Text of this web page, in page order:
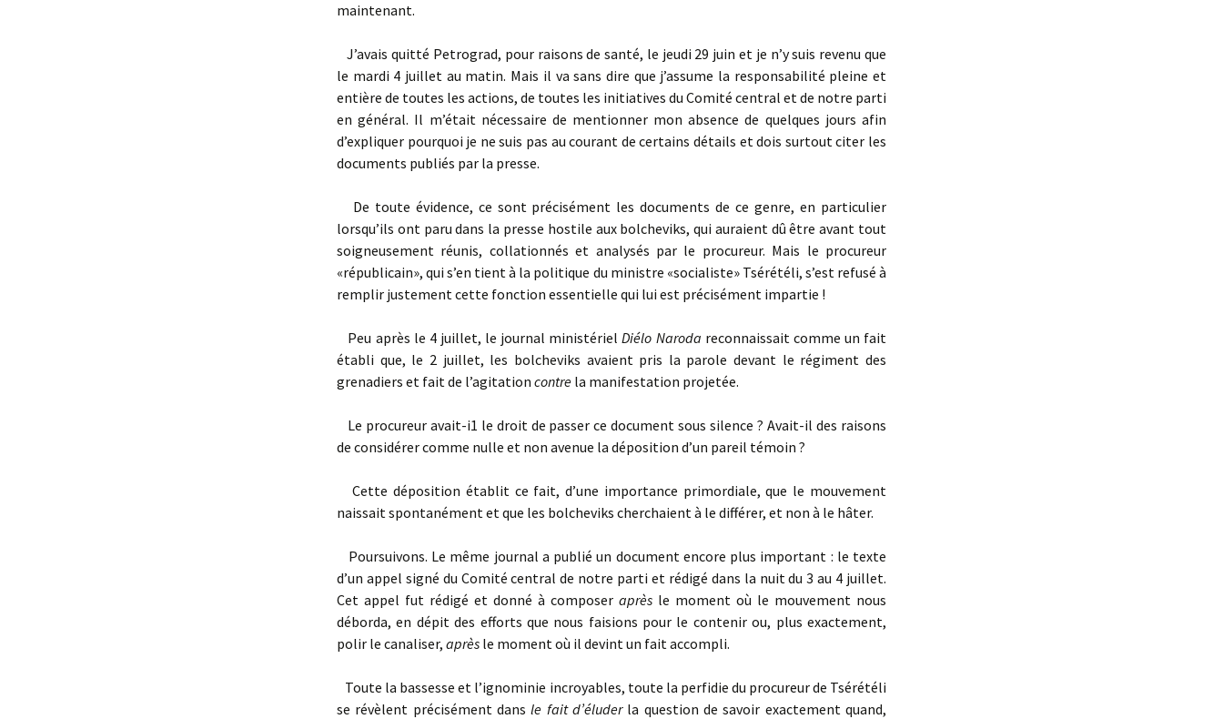
maintenant.
J’avais quitté Petrograd, pour raisons de santé, le jeudi 29 juin et je n’y suis revenu que
le mardi 4 juillet au matin. Mais il va sans dire que j’assume la responsabilité pleine et
entière de toutes les actions, de toutes les initiatives du Comité central et de notre parti
en général. Il m’était nécessaire de mentionner mon absence de quelques jours afin
d’expliquer pourquoi je ne suis pas au courant de certains détails et dois surtout citer les
documents publiés par la presse.
De toute évidence, ce sont précisément les documents de ce genre, en particulier
lorsqu’ils ont paru dans la presse hostile aux bolcheviks, qui auraient dû être avant tout
soigneusement réunis, collationnés et analysés par le procureur. Mais le procureur
«républicain», qui s’en tient à la politique du ministre «socialiste» Tsérétéli, s’est refusé à
remplir justement cette fonction essentielle qui lui est précisément impartie !
Peu après le 4 juillet, le journal ministérielDiélo Naroda reconnaissait comme un fait
établi que, le 2 juillet, les bolcheviks avaient pris la parole devant le régiment des
grenadiers et fait de l’agitation contre la manifestation projetée.
Le procureur avait-i1 le droit de passer ce document sous silence ? Avait-il des raisons
de considérer comme nulle et non avenue la déposition d’un pareil témoin ?
Cette déposition établit ce fait, d’une importance primordiale, que le mouvement
naissait spontanément et que les bolcheviks cherchaient à le différer, et non à le hâter.
Poursuivons. Le même journal a publié un document encore plus important : le texte
d’un appel signé du Comité central de notre parti et rédigé dans la nuit du 3 au 4 juillet.
Cet appel fut rédigé et donné à composer après le moment où le mouvement nous
déborda, en dépit des efforts que nous faisions pour le contenir ou, plus exactement,
polir le canaliser, après le moment où il devint un fait accompli.
Toute la bassesse et l’ignominie incroyables, toute la perfidie du procureur de Tsérétéli
se révèlent précisément dansle fait d’éluder la question de savoir exactement quand,